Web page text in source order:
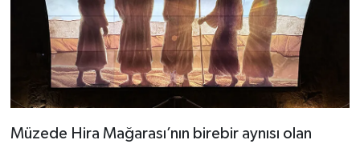
Müzede Hira Mağarası’nın birebir aynısı olan
Nevşehir Müftülüğü
Niğde Müftülüğü